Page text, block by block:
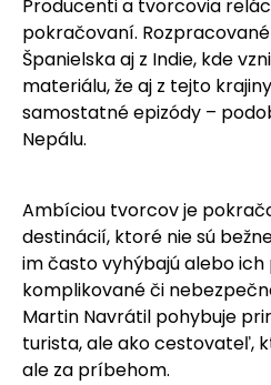
Producenti a tvorcovia
pokračovaní.
Španielska aj z Indie, kde
materiálu, že aj z tejto
samostatné epizódy –
Nepálu.
Ambíciou tvorcov je
destinácií, ktoré nie sú
im často vyhýbajú alebo ich
komplikované či
Martin Navrátil pohybuje
turista, ale ako cestovateľ,
ale za príbehom.